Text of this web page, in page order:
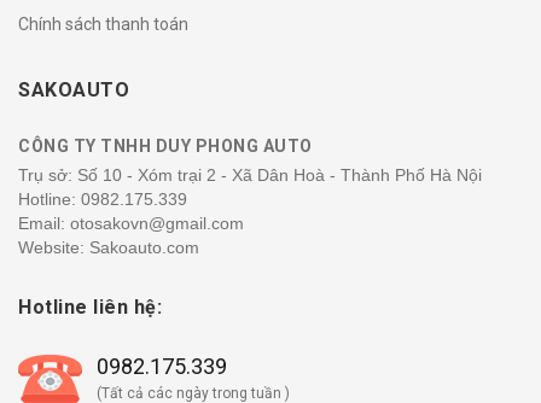
Chính sách thanh toán
SAKOAUTO
CÔNG TY TNHH DUY PHONG AUTO
Trụ sở: Số 10 - Xóm trại 2 - Xã Dân Hoà - Thành Phố Hà Nội
Hotline: 0982.175.339
Email: otosakovn@gmail.com
Website: Sakoauto.com
Hotline liên hệ:
0982.175.339
(Tất cả các ngày trong tuần )